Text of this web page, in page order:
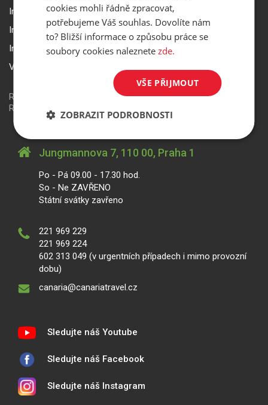
Informace k pojištění
Informace k letecké přepravě
Informace k ubytování a pobytu
Volitelné doplňkové služby
Redakční systém | Rezervační systémis>tour
Realizace
Jungmannova 7, 110 00, Praha 1
Po - Pá 09.00 - 17.30 hod.
So - Ne ZAVŘENO
Státní svátky zavřeno
221 969 229
221 969 224
602 313 049 (v urgentních případech i mimo provozní
dobu)
canaria@canariatravel.cz
Sledujte náš Youtube
Sledujte náš Facebook
Sledujte náš Instagram
cookies mohli řádně zpracovat,
potřebujeme Váš souhlas. Dovolíte nám
to? Bližší informace o způsobu práce se
soubory cookies naleznetezde.
VŠE PŘIJMOUT
ZOBRAZIT PODROBNOSTI